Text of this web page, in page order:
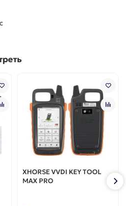
XHORSE VVDI KEY TOOL
MAX PRO